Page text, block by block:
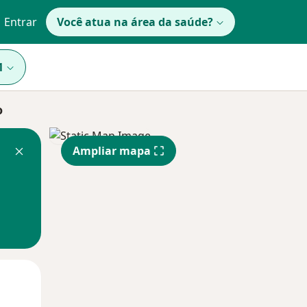
Entrar Você atua na área da saúde?
Ampliar mapa